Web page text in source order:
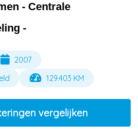
- Centrale
-
2007
129.403 KM
vergelijken